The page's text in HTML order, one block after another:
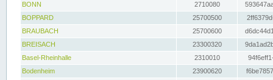
BONN
2710080
BOPPARD
25700500
BRAUBACH
25700600
BREISACH
23300320
Basel-Rheinhalle
2310010
Bodenheim
23900620